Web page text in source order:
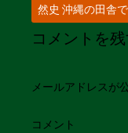
然史 沖縄の田舎
コメントを
メールアドレスが
コメント